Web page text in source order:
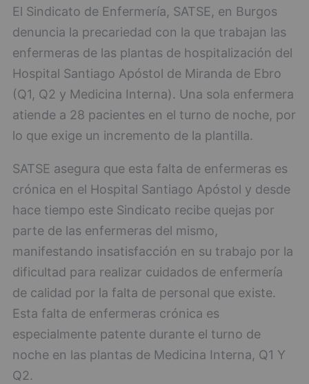
El Sindicato de Enfermería, SATSE, en Burgos
denuncia la precariedad con la que trabajan las
enfermeras de las plantas de hospitalización del
Hospital Santiago Apóstol de Miranda de Ebro
(Q1, Q2 y Medicina Interna). Una sola enfermera
atiende a 28 pacientes en el turno de noche, por
lo que exige un incremento de la plantilla.
SATSE asegura que esta falta de enfermeras es
crónica en el Hospital Santiago Apóstol y desde
hace tiempo este Sindicato recibe quejas por
parte de las enfermeras del mismo,
manifestando insatisfacción en su trabajo por la
dificultad para realizar cuidados de enfermería
de calidad por la falta de personal que existe.
Esta falta de enfermeras crónica es
especialmente patente durante el turno de
noche en las plantas de Medicina Interna, Q1 Y
Q2.